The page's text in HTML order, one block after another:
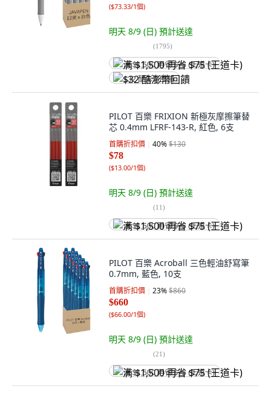
($73.33/1個)
明天 8/9 (日) 預計送達
(1795)
满 $1,500 再省 $75 (王道卡)
$32 酷澎幣回饋
PILOT 百樂 FRIXION 新極灰摩擦筆替
芯 0.4mm LFRF-143-R, 紅色, 6支
首購折扣價 40%$130
$78
($13.00/1個)
明天 8/9 (日) 預計送達
(11)
满 $1,500 再省 $75 (王道卡)
PILOT 百樂 Acroball 三色輕油舒寫筆
0.7mm, 藍色, 10支
首購折扣價 23%$860
$660
($66.00/1個)
明天 8/9 (日) 預計送達
(21)
满 $1,500 再省 $75 (王道卡)